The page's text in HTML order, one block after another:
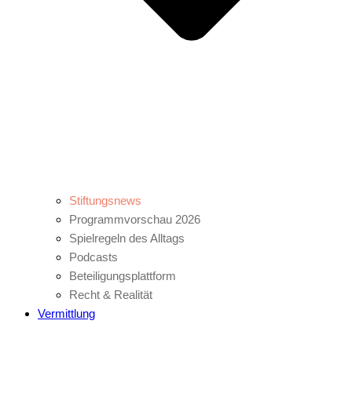
Stiftungsnews
Programmvorschau 2026
Spielregeln des Alltags
Podcasts
Beteiligungsplattform
Recht & Realität
Vermittlung